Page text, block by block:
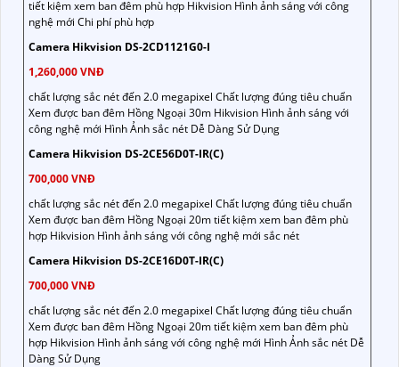
tiết kiệm xem ban đêm phù hợp Hikvision Hình ảnh sáng với công
nghệ mới Chi phí phù hợp
Camera Hikvision DS-2CD1121G0-I
1,260,000 VNĐ
chất lượng sắc nét đến 2.0 megapixel Chất lượng đúng tiêu chuẩn
Xem được ban đêm Hồng Ngoại 30m Hikvision Hình ảnh sáng với
công nghệ mới Hình Ảnh sắc nét Dễ Dàng Sử Dụng
Camera Hikvision DS-2CE56D0T-IR(C)
700,000 VNĐ
chất lượng sắc nét đến 2.0 megapixel Chất lượng đúng tiêu chuẩn
Xem được ban đêm Hồng Ngoại 20m tiết kiệm xem ban đêm phù
hợp Hikvision Hình ảnh sáng với công nghệ mới sắc nét
Camera Hikvision DS-2CE16D0T-IR(C)
700,000 VNĐ
chất lượng sắc nét đến 2.0 megapixel Chất lượng đúng tiêu chuẩn
Xem được ban đêm Hồng Ngoại 20m tiết kiệm xem ban đêm phù
hợp Hikvision Hình ảnh sáng với công nghệ mới Hình Ảnh sắc nét Dễ
Dàng Sử Dụng